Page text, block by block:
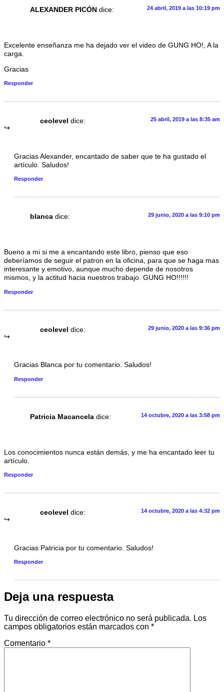
ALEXANDER PICÓN dice: 24 abril, 2019 a las 10:19 pm
Excelente enseñanza me ha dejado ver el video de GUNG HO!, A la
carga.
Gracias
Responder
ceolevel dice: 25 abril, 2019 a las 8:35 am
Gracias Alexander, encantado de saber que te ha gustado el
artículo. Saludos!
Responder
blanca dice: 29 junio, 2020 a las 9:10 pm
Bueno a mi si me a encantando este libro, pienso que eso
deberíamos de seguir el patron en la oficina, para que se haga mas
interesante y emotivo, aunque mucho depende de nosotros
mismos, y la actitud hacia nuestros trabajo. GUNG HO!!!!!!
Responder
ceolevel dice: 29 junio, 2020 a las 9:36 pm
Gracias Blanca por tu comentario. Saludos!
Responder
Patricia Macancela dice: 14 octubre, 2020 a las 3:58 pm
Los conocimientos nunca están demás, y me ha encantado leer tu
artículo.
Responder
ceolevel dice: 14 octubre, 2020 a las 4:32 pm
Gracias Patricia por tu comentario. Saludos!
Responder
Deja una respuesta
Tu dirección de correo electrónico no será publicada. Los
campos obligatorios están marcados con *
Comentario *